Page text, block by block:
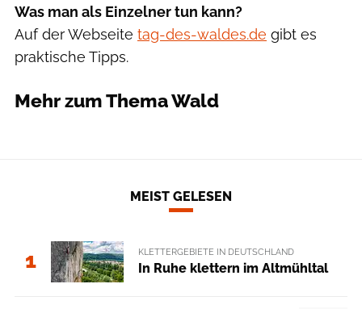
Was man als Einzelner tun kann?
Auf der Webseite tag-des-waldes.de gibt es
praktische Tipps.
Mehr zum Thema Wald
MEIST GELESEN
1 KLETTERGEBIETE IN DEUTSCHLAND
In Ruhe klettern im Altmühltal